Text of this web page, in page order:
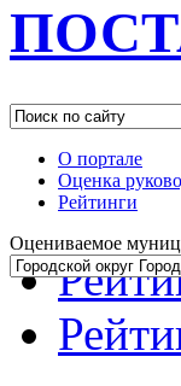
О портале
Оценка
Рейтинги
Оцениваемое